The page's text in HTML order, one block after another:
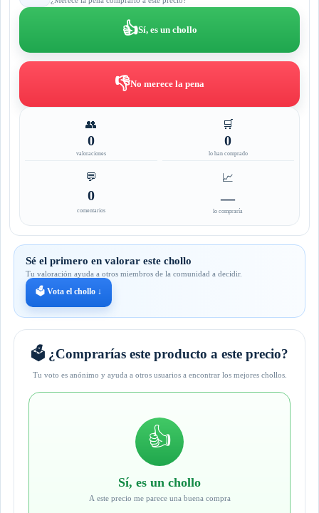
👍Sí, es un chollo
👎No merece la pena
👥
0
valoraciones
🛒
0
lo han comprado
💬
0
comentarios
📈
—
lo compraría
Sé el primero en valorar este chollo
Tu valoración ayuda a otros miembros de la comunidad a decidir.
🗳️ Vota el chollo ↓
🗳️ ¿Comprarías este producto a este precio?
Tu voto es anónimo y ayuda a otros usuarios a encontrar los mejores chollos.
👍
Sí, es un chollo
A este precio me parece una buena compra